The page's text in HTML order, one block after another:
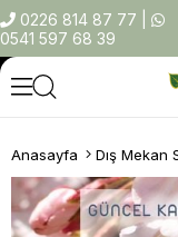
0226 814 87 77
0541 597 68 39
Anasayfa Dış Mekan